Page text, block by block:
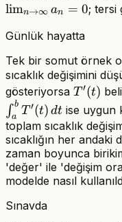
limn→∞ an = 0; tersi
Günlük hayatta
Tek bir somut örnek
sıcaklık değişimini
gösteriyorsa T'(t)
T ′(t)
∫a
b
T ′(t) dtise uygun
toplam sıcaklık
sıcaklığın her andaki
zaman boyunca
'değer' ile 'değişim
modelde nasıl
Sınavda